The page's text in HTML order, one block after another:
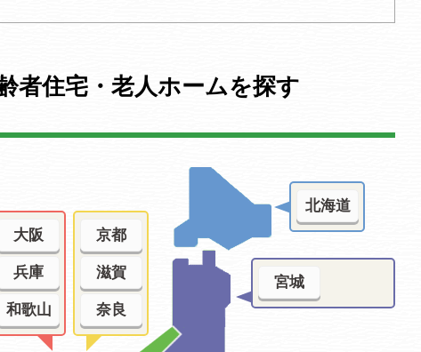
者住宅・老人ホームを探す
北海道
宮城
京都
滋賀
奈良
大阪
兵庫
和歌山